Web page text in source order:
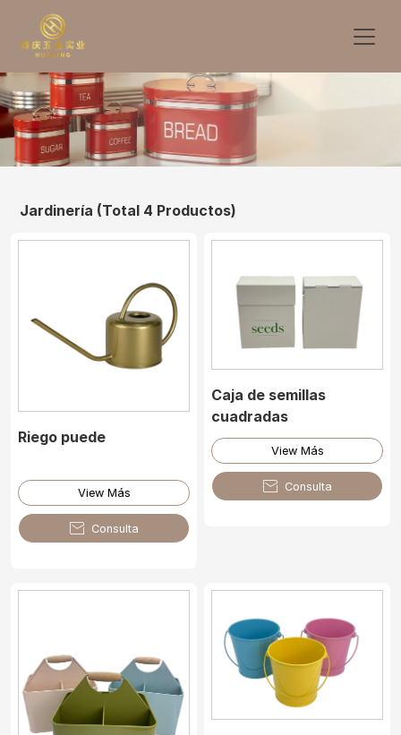
Jardinería (Total 4 Productos)
Riego puede
View Más
 Consulta
Caja de semillas
cuadradas
View Más
 Consulta